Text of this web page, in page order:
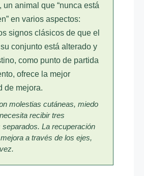
un animal que “nunca está
en varios aspectos:
signos clásicos de que el
conjunto está alterado y
como punto de partida
ofrece la mejor
de mejora.
molestias cutáneas, miedo
recibir tres
separados. La recuperación
a través de los ejes,